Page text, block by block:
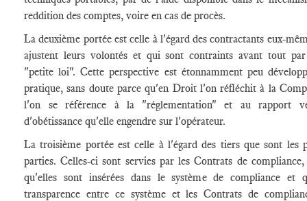
reddition des comptes, voire en cas de procès.
La deuxième portée est celle à l'égard des contractants eux-
ajustent leurs volontés et qui sont contraints avant tout
"petite loi". Cette perspective est étonnamment peu
pratique, sans doute parce qu'en Droit l'on réfléchit à la
l'on se référence à la "réglementation" et au rapport
d'obétissance qu'elle engendre sur l'opérateur.
La troisième portée est celle à l'égard des tiers que sont les
parties. Celles-ci sont servies par les Contrats de compliance,
qu'elles sont insérées dans le système de compliance et
transparence entre ce système et les Contrats de